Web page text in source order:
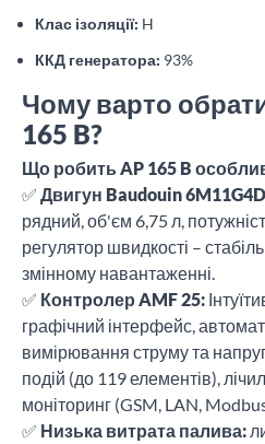
Клас ізоляції: H
ККД генератора: 93%
Чому варто
165 B?
Що робить AP 165 B
✅ Двигун Baudouin
рядний, об'єм 6,75 л,
регулятор швидкості –
змінному навантаженні.
✅ Контролер AMF 25:
графічний інтерфейс,
вимірювання струму та
подій (до 119 елементів),
моніторинг (GSM, LAN,
✅ Низька витрата палива: